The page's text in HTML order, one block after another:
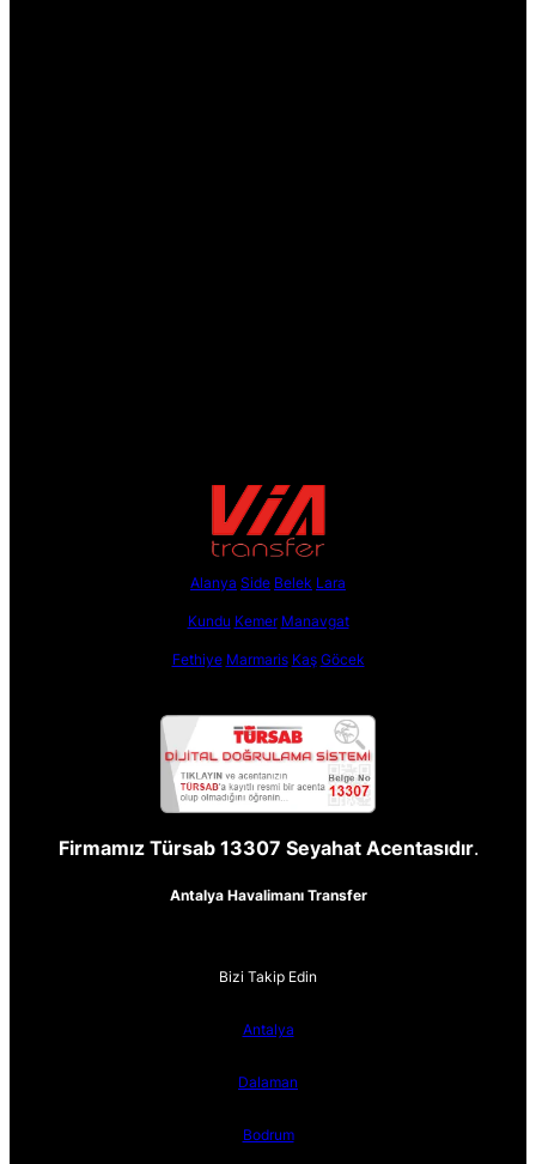
Alanya Side Belek Lara
Kundu Kemer Manavgat
Fethiye Marmaris Kaş Göcek
Firmamız Türsab 13307 Seyahat Acentasıdır.
Antalya Havalimanı Transfer
Bizi Takip Edin
Antalya
Dalaman
Bodrum